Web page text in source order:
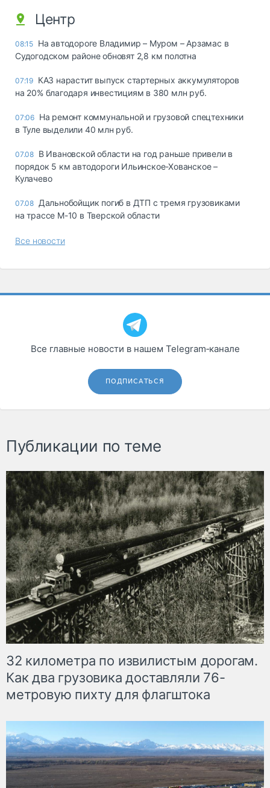
Центр
08:15 На автодороге Владимир – Муром – Арзамас в
Судогодском районе обновят 2,8 км полотна
07:19 КАЗ нарастит выпуск стартерных аккумуляторов
на 20% благодаря инвестициям в 380 млн руб.
07:06 На ремонт коммунальной и грузовой спецтехники
в Туле выделили 40 млн руб.
07.08 В Ивановской области на год раньше привели в
порядок 5 км автодороги Ильинское-Хованское –
Кулачево
07.08 Дальнобойщик погиб в ДТП с тремя грузовиками
на трассе М-10 в Тверской области
Все новости
Все главные новости в нашем Telegram‑канале
ПОДПИСАТЬСЯ
Публикации по теме
32 километра по извилистым дорогам.
Как два грузовика доставляли 76-
метровую пихту для флагштока